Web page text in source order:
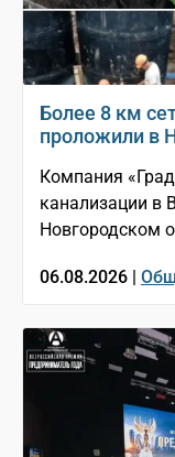
Более 8 км
проложили в
Компания
канализации в
Новгородском
06.08.2026 |